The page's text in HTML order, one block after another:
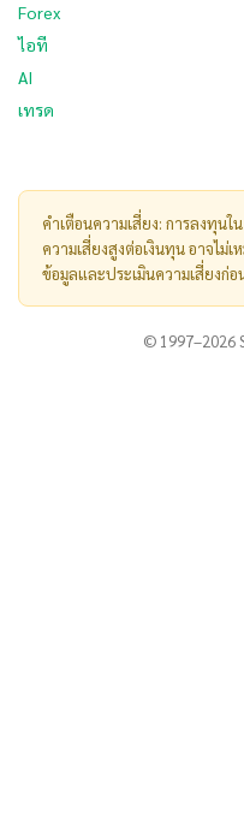
Forex
ไอที
AI
เทรด
คำเตือนความเสี่ยง: การลงทุน
ความเสี่ยงสูงต่อเงินทุน อาจไม่
ข้อมูลและประเมินความเสี่ยงก่
© 1997–2026